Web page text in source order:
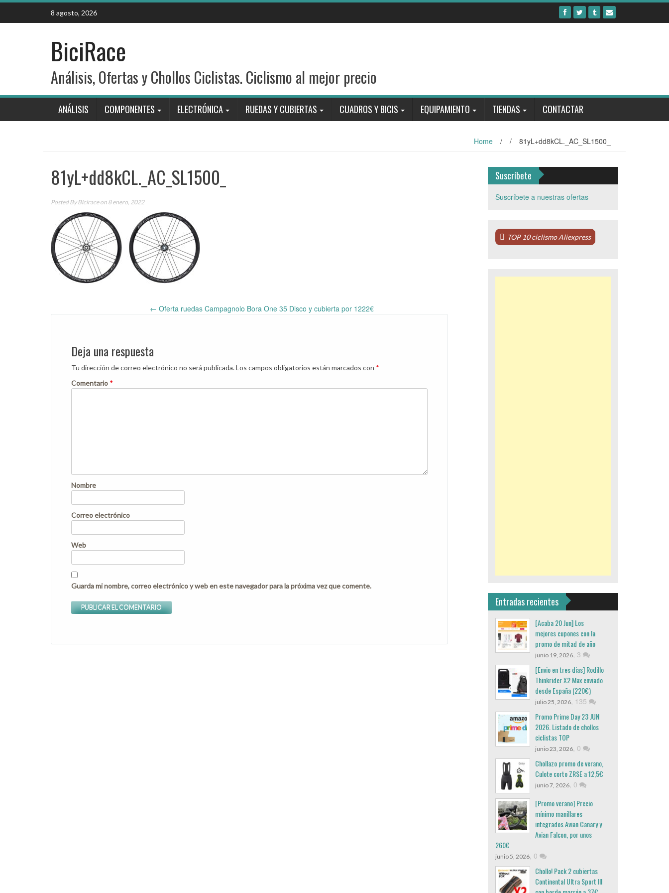
Skip
content
8 agosto, 2026
BiciRace
Análisis, Ofertas y Chollos Ciclistas. Ciclismo al mejor precio
ANÁLISIS COMPONENTES ELECTRÓNICA RUEDAS Y CUBIERTAS CUADROS Y BICIS EQUIPAMIENTO TIENDAS CONTACTAR
Home / / 81yL+dd8kCL._AC_SL1500_
81yL+dd8kCL._AC_SL1500_
Posted ByBiciraceon 8 enero, 2022
Post
navigation
← Oferta ruedas Campagnolo Bora One 35 Disco y cubierta por 1222€
Deja una respuesta
Tu dirección de correo electrónico no será publicada.Los campos obligatorios están marcados con *
Comentario *
Nombre
Correo electrónico
Web
Guarda mi nombre, correo electrónico y web en este navegador para la próxima vez que comente.
Suscríbete
Suscríbete a nuestras ofertas
TOP 10 ciclismo Aliexpress
Entradas recientes
[Acaba 20 Jun] Los
mejores cupones con la
promo de mitad de año
junio 19, 2026, 3
[Envio en tres dias] Rodillo
Thinkrider X2 Max enviado
desde España (220€)
julio 25, 2026, 135
Promo Prime Day 23 JUN
2026. Listado de chollos
ciclistas TOP
junio 23, 2026, 0
Chollazo promo de verano,
Culote corto ZRSE a 12,5€
junio 7, 2026, 0
[Promo verano] Precio
mínimo manillares
integrados Avian Canary y
Avian Falcon, por unos
260€
junio 5, 2026, 0
Chollo! Pack 2 cubiertas
Continental Ultra Sport III